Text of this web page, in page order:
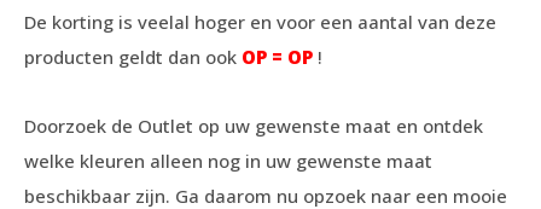
De korting is veelal hoger en voor een aantal van deze
producten geldt dan ook OP = OP !
Doorzoek de Outlet op uw gewenste maat en ontdek
welke kleuren alleen nog in uw gewenste maat
beschikbaar zijn. Ga daarom nu opzoek naar een mooie